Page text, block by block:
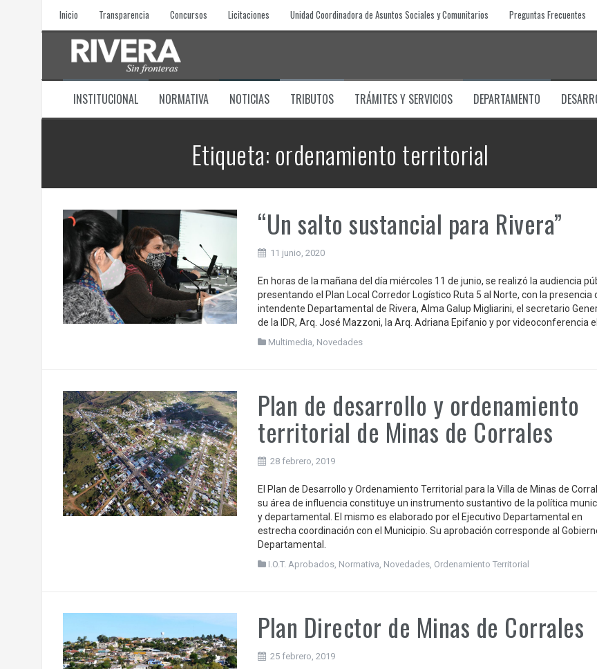
Inicio Transparencia Concursos Licitaciones Unidad Coordinadora de Asuntos Sociales y Comunitarios Preguntas Frecuentes
INSTITUCIONAL NORMATIVA NOTICIAS TRIBUTOS TRÁMITES Y SERVICIOS DEPARTAMENTO
Etiqueta: ordenamiento territorial
“Un salto sustancial para Rivera”
11 junio, 2020
En horas de la mañana del día miércoles 11 de junio, se realizó la audiencia
presentando el Plan Local Corredor Logístico Ruta 5 al Norte, con la presencia
intendente Departamental de Rivera, Alma Galup Migliarini, el secretario
de la IDR, Arq. José Mazzoni, la Arq. Adriana Epifanio y por videoconferencia el
Multimedia, Novedades
Plan de desarrollo y ordenamiento
territorial de Minas de Corrales
28 febrero, 2019
El Plan de Desarrollo y Ordenamiento Territorial para la Villa de Minas de
su área de influencia constituye un instrumento sustantivo de la política
y departamental. El mismo es elaborado por el Ejecutivo Departamental en
estrecha coordinación con el Municipio. Su aprobación corresponde al
Departamental.
I.O.T. Aprobados, Normativa, Novedades, Ordenamiento Territorial
Plan Director de Minas de Corrales
25 febrero, 2019